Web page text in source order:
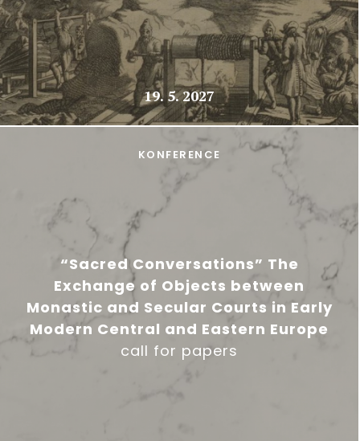
19. 5. 2027
“Sacred Conversations” The
Exchange of Objects between
Monastic and Secular Courts in Early
Modern Central and Eastern Europe
call for papers
KONFERENCE